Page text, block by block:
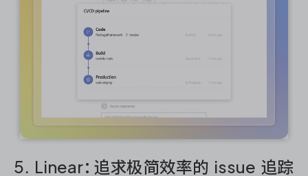
5. Linear：追求极简效率的 issue 追踪